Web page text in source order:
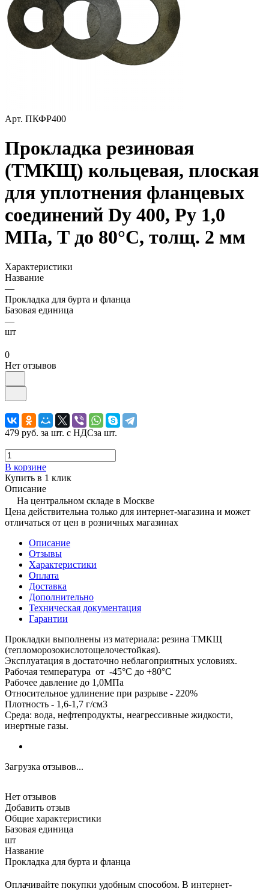
Арт. ПКФР400
Прокладка резиновая
(ТМКЩ) кольцевая, плоская
для уплотнения фланцевых
соединений Dy 400, Ру 1,0
МПа, Т до 80°С, толщ. 2 мм
Характеристики
Название
—
Прокладка для бурта и фланца
Базовая единица
—
шт
0
Нет отзывов
479 руб. за шт. с НДСза шт.
В корзине
Купить в 1 клик
Описание
На центральном складе в Москве
Цена действительна только для интернет-магазина и может
отличаться от цен в розничных магазинах
Описание
Отзывы
Характеристики
Оплата
Доставка
Дополнительно
Техническая документация
Гарантии
Прокладки выполнены из материала: резина ТМКЩ
(тепломорозокислотощелочестойкая).
Эксплуатация в достаточно неблагоприятных условиях.
Рабочая температура от -45°С до +80°С
Рабочее давление до 1,0МПа
Относительное удлинение при разрыве - 220%
Плотность - 1,6-1,7 г/см3
Среда: вода, нефтепродукты, неагрессивные жидкости,
инертные газы.
Загрузка отзывов...
Нет отзывов
Добавить отзыв
Общие характеристики
Базовая единица
шт
Название
Прокладка для бурта и фланца
Оплачивайте покупки удобным способом. В интернет-